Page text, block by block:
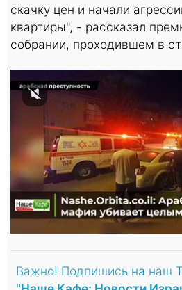
скачку цен и начали
квартиры", - рассказал
собрании, проходившем в
Важно! Подпишись на наш